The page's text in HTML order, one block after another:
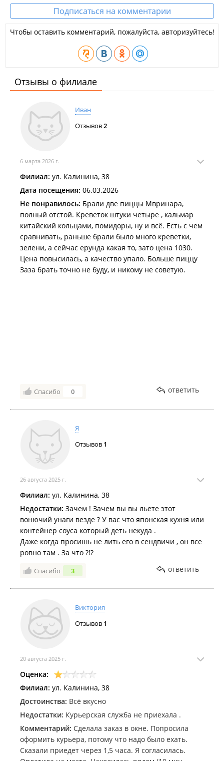
Подписаться на комментарии
Чтобы оставить комментарий, пожалуйста, авторизуйтесь!
Отзывы о филиале
Иван
Отзывов2
6 марта 2026 г.
Филиал: ул. Калинина, 38
Дата посещения: 06.03.2026
Не понравилось: Брали две пиццы Мвринара,
полный отстой. Креветок штуки четыре , кальмар
китайский кольцами, помидоры, ну и всё. Есть с чем
сравнивать, раньше брали было много креветки,
зелени, а сейчас ерунда какая то, зато цена 1030.
Цена повысилась, а качество упало. Больше пиццу
Заза брать точно не буду, и никому не советую.
Спасибо 0 ответить
Я
Отзывов 1
26 августа 2025 г.
Филиал: ул. Калинина, 38
Недостатки: Зачем ! Зачем вы вы льете этот
вонючий унаги везде ? У вас что японская кухня или
контейнер соуса который деть некуда .
Даже когда просишь не лить его в сендвичи , он все
ровно там . За что ?!?
Спасибо 3 ответить
Виктория
Отзывов 1
20 августа 2025 г.
Оценка:
Филиал: ул. Калинина, 38
Достоинства: Всё вкусно
Недостатки: Курьерская служба не приехала .
Комментарий: Сделала заказ в окне. Попросила
оформить курьера, потому что надо было ехать.
Сказали приедет через 1,5 часа. Я согласилась.